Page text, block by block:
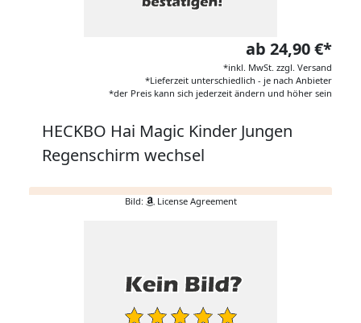
ab 24,90 €*
*inkl. MwSt. zzgl. Versand
*Lieferzeit unterschiedlich - je nach Anbieter
*der Preis kann sich jederzeit ändern und höher sein
HECKBO Hai Magic Kinder Jungen
Regenschirm wechsel
Bild: License Agreement